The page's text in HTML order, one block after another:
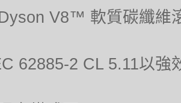
V8™ 軟質碳纖維
62885-2 CL 5.11以強